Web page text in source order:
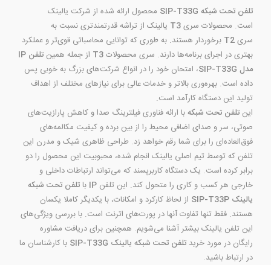
تلفن تحت شبکه SIP-T33G
محصول ارائه شده از شرکت یالینک
است. محصولات سریT3 یالینک از تراشه قدرتمندتری نسبت به
سریT2 برخوردار هستند. به طوری که توانایی محاسباتی قوی‌تر و عملکرد
بهتری در اجرای برنامه‌ها دارند. سری محصولاتT3 از جمله همین
تلفن IP
مدل SIP-T33G
، امتحان خود را در انواع شرکت‌های بزرگ به خوبی پس
داده است. بهره‌وری بالاتر و خدمات عالی برای نیازهای مختلف از اهداف
تولید این دستگاه کارآمد است.
این تلفن تحت شبکهبا ارائه فناوری فیلترینگ صدا و کاهش پارازیت‌های
صوتی، سر و صدای اضافی محیط را از بین برده و کیفیت مکالمه‌های
فوق‌العاده‌ای را برای شما رقم خواهد زد. طراحی ظاهری شیک و مدرن این
تلفن که توسط تیم اصلی یالینک انجام شده، محبوبیت این محصول را دو
برابر کرده است. یک دستگاه کاربرپسند که می‌تواند ارتباطات داخلی و
خارجی هر کسب و کاری را متحول کند. این تلفن IP با تلفن تحت شبکه
یالینک SIP-T33P
از لحاظ کارکرد و امکانات، با یکدیگر کاملا یکسان
هستند. فقط تنها تفاوت آنها در پورت‌های اترنت است. با بررسی ویژگی‌های
این تلفن یالینک بیشتر آشنا می‌شویم. همچنین برای دریافت مشاوره
رایگان در مورد خرید تلفن تحت شبکه یالینک SIP-T33G
با کارشناسان ما
در ارتباط باشید.